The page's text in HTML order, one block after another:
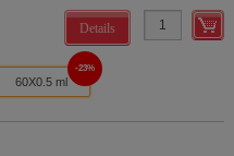
Details
60X0.5 ml
23%